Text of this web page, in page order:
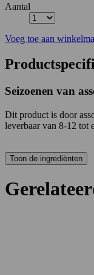
Aantal
Voeg toe aan
Seizoenen van
Dit product is door
leverbaar van 8-12 tot